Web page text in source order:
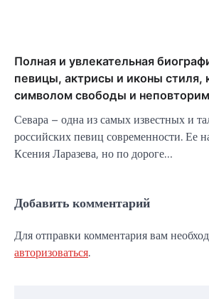
Полная и увлекательная
певицы, актрисы и иконы стиля,
символом свободы и
Севара – одна из самых известных и
российских певиц современности. Ее
Ксения Ларазева, но по дороге…
Добавить комментарий
Для отправки комментария вам
авторизоваться.